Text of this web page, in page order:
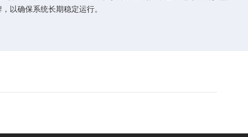
以确保系统长期稳定运行。